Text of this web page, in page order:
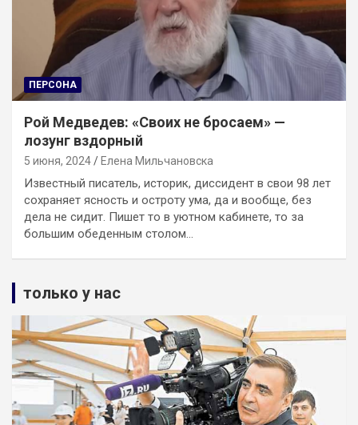
ПЕРСОНА
Рой Медведев: «Своих не бросаем» —
лозунг вздорный
5 июня, 2024 Елена Мильчановска
Известный писатель, историк, диссидент в свои 98 лет
сохраняет ясность и остроту ума, да и вообще, без
дела не сидит. Пишет то в уютном кабинете, то за
большим обеденным столом…
только у нас